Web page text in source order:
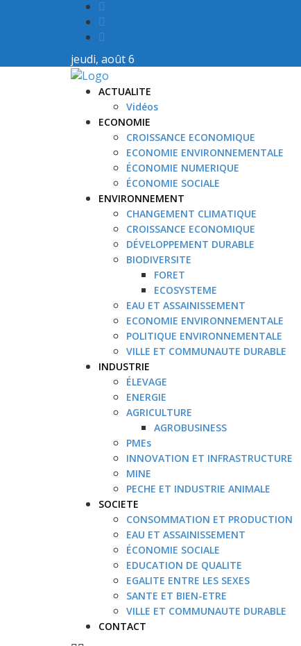
jeudi, août 6
ACTUALITE
Vidéos
ECONOMIE
CROISSANCE ECONOMIQUE
ECONOMIE ENVIRONNEMENTALE
ÉCONOMIE NUMERIQUE
ÉCONOMIE SOCIALE
ENVIRONNEMENT
CHANGEMENT CLIMATIQUE
CROISSANCE ECONOMIQUE
DÉVELOPPEMENT DURABLE
BIODIVERSITE
FORET
ECOSYSTEME
EAU ET ASSAINISSEMENT
ECONOMIE ENVIRONNEMENTALE
POLITIQUE ENVIRONNEMENTALE
VILLE ET COMMUNAUTE DURABLE
INDUSTRIE
ÉLEVAGE
ENERGIE
AGRICULTURE
AGROBUSINESS
PMEs
INNOVATION ET INFRASTRUCTURE
MINE
PECHE ET INDUSTRIE ANIMALE
SOCIETE
CONSOMMATION ET PRODUCTION
EAU ET ASSAINISSEMENT
ÉCONOMIE SOCIALE
EDUCATION DE QUALITE
EGALITE ENTRE LES SEXES
SANTE ET BIEN-ETRE
VILLE ET COMMUNAUTE DURABLE
CONTACT